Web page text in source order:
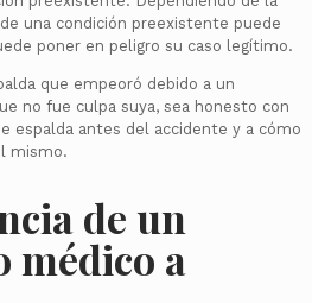
una condición preexistente puede
poner en peligro su caso legítimo.
que empeoró debido a un
no fue culpa suya, sea honesto con
espalda antes del accidente y a cómo
mismo.
de un
médico a